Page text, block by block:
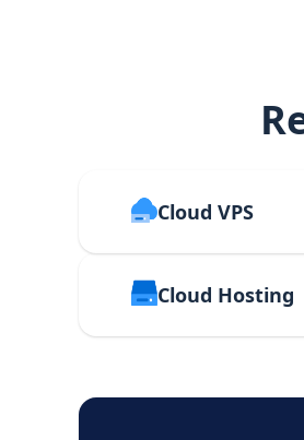
Cloud VPS
Cloud Hosting